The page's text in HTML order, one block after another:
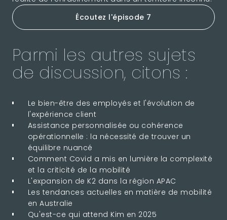
Écoutez l'épisode 7
Parmi les autres sujets
de discussion, citons :
Le bien-être des employés et l'évolution de
l'expérience client
Assistance personnalisée ou cohérence
opérationnelle : la nécessité de trouver un
équilibre nuancé
Comment Covid a mis en lumière la complexité
et la criticité de la mobilité
L'expansion de K2 dans la région APAC
Les tendances actuelles en matière de mobilité
en Australie
Qu'est-ce qui attend Kim en 2025